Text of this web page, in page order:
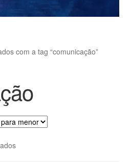
com a tag “comunicação”
Classificado